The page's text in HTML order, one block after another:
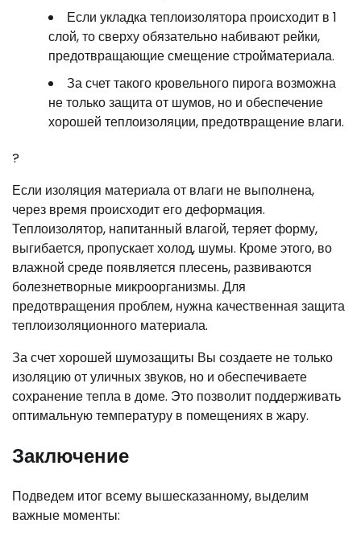
Если укладка теплоизолятора происходит в 1
слой, то сверху обязательно набивают рейки,
предотвращающие смещение стройматериала.
За счет такого кровельного пирога возможна
не только защита от шумов, но и обеспечение
хорошей теплоизоляции, предотвращение влаги.
?
Если изоляция материала от влаги не выполнена,
через время происходит его деформация.
Теплоизолятор, напитанный влагой, теряет форму,
выгибается, пропускает холод, шумы. Кроме этого, во
влажной среде появляется плесень, развиваются
болезнетворные микроорганизмы. Для
предотвращения проблем, нужна качественная защита
теплоизоляционного материала.
За счет хорошей шумозащиты Вы создаете не только
изоляцию от уличных звуков, но и обеспечиваете
сохранение тепла в доме. Это позволит поддерживать
оптимальную температуру в помещениях в жару.
Заключение
Подведем итог всему вышесказанному, выделим
важные моменты: